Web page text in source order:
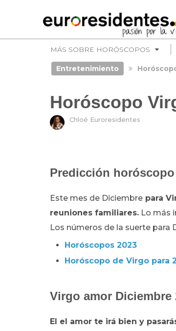
MÁS SOBRE HORÓSCOPOS
Entretenimiento
Horóscopo
Chloé Euroresidentes
Predicción
Este mes de Diciembre para
reuniones familiares. Lo más
Los números de la suerte para
Horóscopos 2023
Horóscopo de Virgo para
Virgo amor Diciembre
El el amor te irá bien y